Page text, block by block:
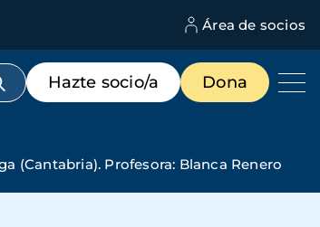
Área de socios
Menú
de
destacados
Hazte socio/a Dona
(Cantabria). Profesora: Blanca Renero